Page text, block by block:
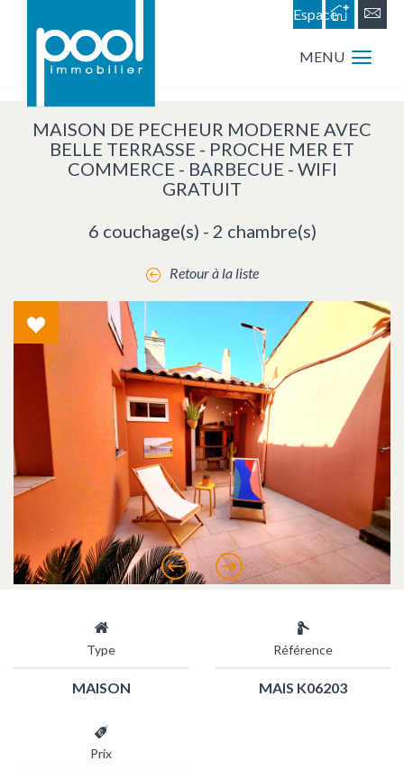
Espace
personnel
MENU
MAISON DE PECHEUR MODERNE AVEC
BELLE TERRASSE - PROCHE MER ET
COMMERCE - BARBECUE - WIFI
GRATUIT
6 couchage(s) - 2 chambre(s)
Retour à la liste
Coup
de
coeur
Précédent
Suivant
Type
MAISON
Référence
MAIS K06203
Prix